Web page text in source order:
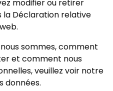
modifier ou retirer
Déclaration relative
sommes, comment
et comment nous
veuillez voir notre
données.